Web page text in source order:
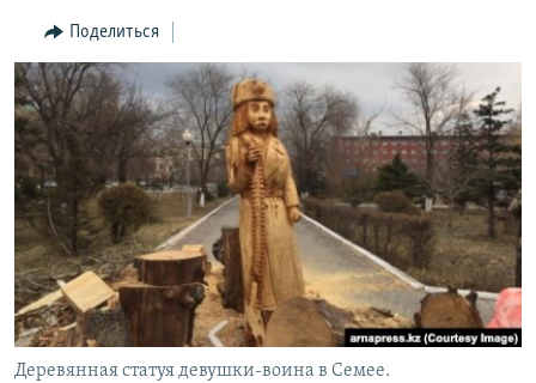
ТОҶИКӢ
TÜRKMENÇE
Все сайты РСЕ/РС
Поделиться
Деревянная статуя девушки-воина в Семее.